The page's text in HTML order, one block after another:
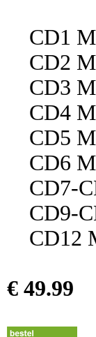
CD1
CD2
CD3
CD4
CD5
CD6
CD7-
CD9-
CD12
€ 49.99